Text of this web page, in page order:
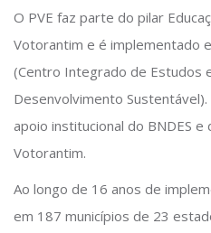
O PVE faz parte do pilar
Votorantim e é implementado
(Centro Integrado de Estudos
Desenvolvimento Sustentável).
apoio institucional do BNDES
Votorantim.
Ao longo de 16 anos de
em 187 municípios de 23